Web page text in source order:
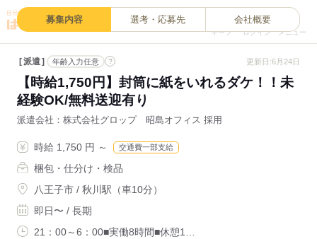
キープ ログイン メニュー
募集内容 選考・応募先 会社概要
派遣 年齢入力任意 ? 更新日:6月24日
【時給1,750円】封筒に紙をいれるダケ！！未
経験OK/無料送迎有り
派遣会社 株式会社グロップ 昭島オフィス 採用
時給 1,750 円 ～ 交通費一部支給
梱包・仕分け・検品
八王子市 / 秋川駅（車10分）
即日〜 / 長期
21：00～6：00■実働8時間■休憩1…